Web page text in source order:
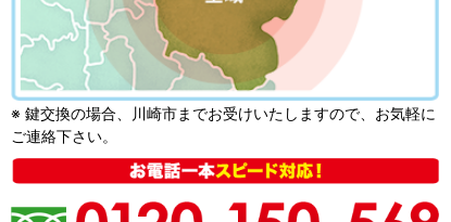
※ 鍵交換の場合、川崎市までお受けいたしますので、お気軽に
ご連絡下さい。